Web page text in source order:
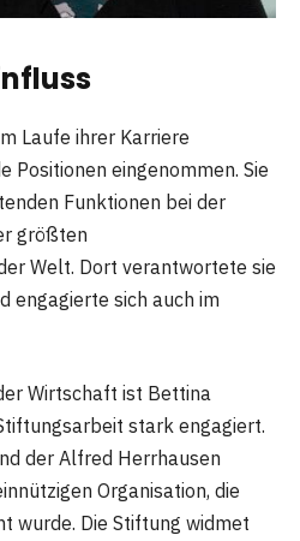
Laufe ihrer Karriere
Positionen eingenommen. Sie
Funktionen bei der
größten
Welt. Dort verantwortete sie
engagierte sich auch im
Wirtschaft ist Bettina
stark engagiert.
der Alfred Herrhausen
Organisation, die
wurde. Die Stiftung widmet